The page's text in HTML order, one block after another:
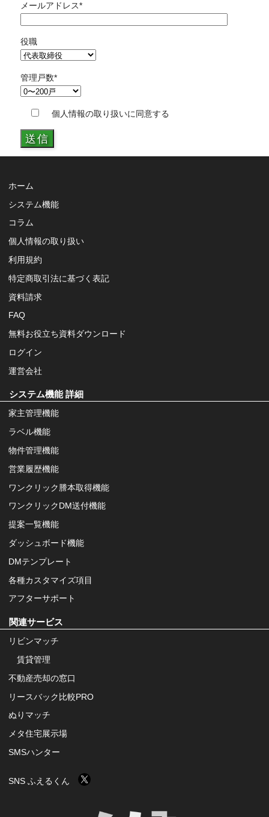
メールアドレス*
役職
管理戸数*
個人情報の取り扱いに同意する
ホーム
システム機能
コラム
個人情報の取り扱い
利用規約
特定商取引法に基づく表記
資料請求
FAQ
無料お役立ち資料ダウンロード
ログイン
運営会社
システム機能 詳細
家主管理機能
ラベル機能
物件管理機能
営業履歴機能
ワンクリック謄本取得機能
ワンクリックDM送付機能
提案一覧機能
ダッシュボード機能
DMテンプレート
各種カスタマイズ項目
アフターサポート
関連サービス
リビンマッチ
賃貸管理
不動産売却の窓口
リースバック比較PRO
ぬりマッチ
メタ住宅展示場
SMSハンター
SNS ふえるくん